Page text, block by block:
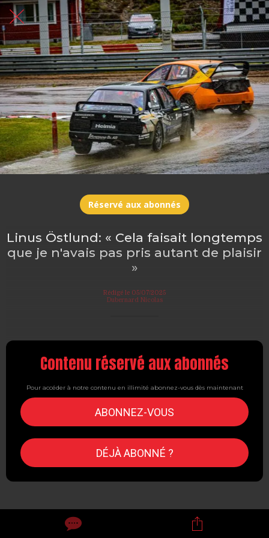
Réservé aux abonnés
Linus Östlund: « Cela faisait longtemps
que je n'avais pas pris autant de plaisir
»
Rédigé le 05/07/2025
Dubernard Nicolas
Contenu réservé aux abonnés
Pour accéder à notre contenu en illimité abonnez-vous dès maintenant
ABONNEZ-VOUS
DÉJÀ ABONNÉ ?